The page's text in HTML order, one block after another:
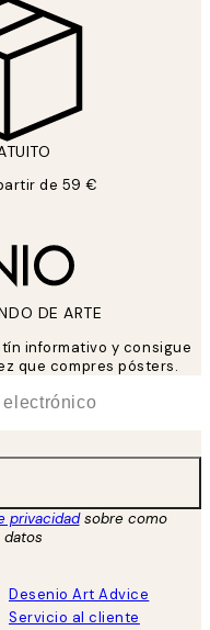
de 59 €
DE ARTE
informativo y consigue
que compres pósters.
privacidadsobre como
Desenio Art Advice
Servicio al cliente